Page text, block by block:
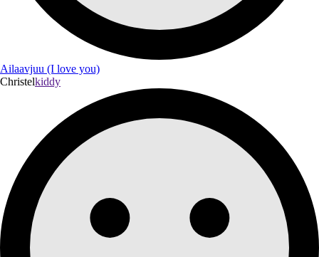
Ailaavjuu (I love you)
Christelkiddy